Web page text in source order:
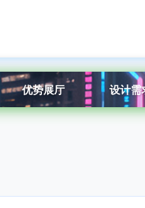
优势展厅 设计需